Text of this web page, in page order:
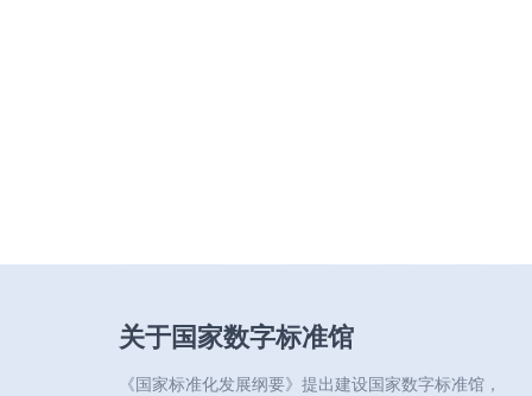
关于国家数字标准馆
《国家标准化发展纲要》提出建设国家数字标准馆，